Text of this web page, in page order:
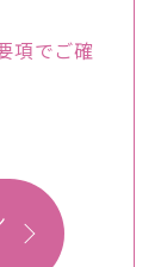
項でご確